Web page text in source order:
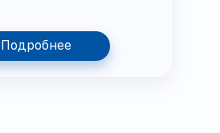
Подробнее